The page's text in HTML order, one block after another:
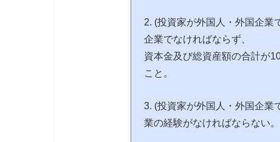
2. (投資家が外国人・外国企業
企業でなければならず、
資本金及び総資産額の合計が
こと。
3. (投資家が外国人・外国企業
業の経験がなければならない。